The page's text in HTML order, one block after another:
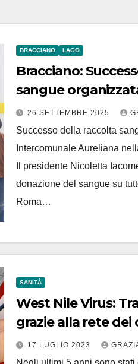
BRACCIANO LAGO
Bracciano:
sangue
Intercomunale
26 SETTEMBRE 2025
Successo della raccolta
Intercomunale Aureliana
Il presidente Nicoletta
donazione del sangue su
Roma…
SANITÀ
West Nile Virus:
grazie alla rete dei
donatori di
17 LUGLIO 2023